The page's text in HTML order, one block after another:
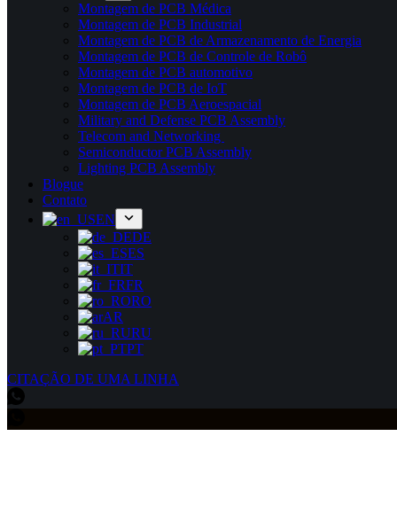
Montagem de PCB Médica
Montagem de PCB Industrial
Montagem de PCB de Armazenamento de Energia
Montagem de PCB de Controle de Robô
Montagem de PCB automotivo
Montagem de PCB de IoT
Montagem de PCB Aeroespacial
Military and Defense PCB Assembly
Telecom and Networking
Semiconductor PCB Assembly
Lighting PCB Assembly
Blogue
Contato
EN
DE
ES
IT
FR
RO
AR
RU
PT
CITAÇÃO DE UMA LINHA